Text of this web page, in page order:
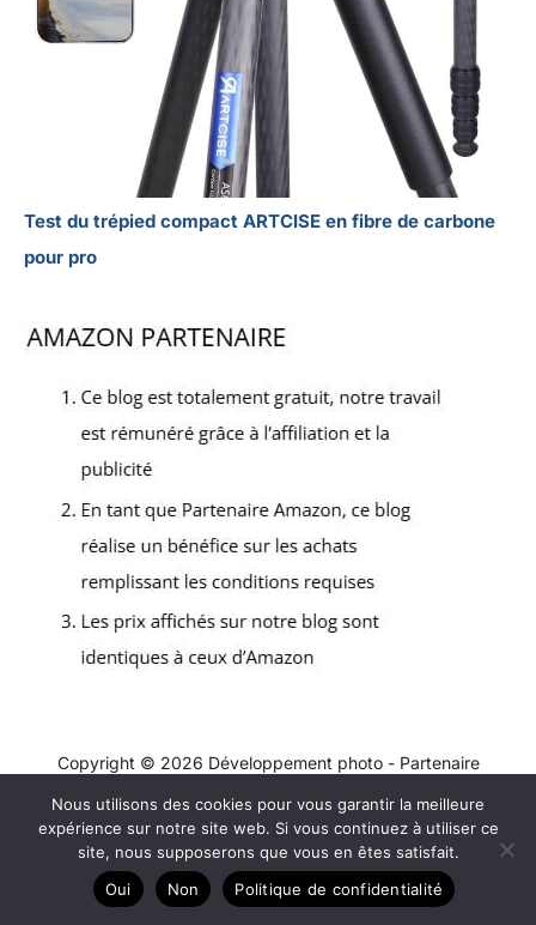
Test du trépied compact ARTCISE en fibre de carbone
pour pro
Copyright © 2026 Développement photo - Partenaire
A propos
Contact
Plan du site
Nous utilisons des cookies pour vous garantir la meilleure
expérience sur notre site web. Si vous continuez à utiliser ce
site, nous supposerons que vous en êtes satisfait.
Oui
Non Politique de confidentialité